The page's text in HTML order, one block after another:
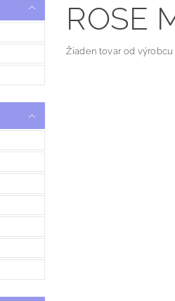
ROSE
Žiaden tovar od výrobcu